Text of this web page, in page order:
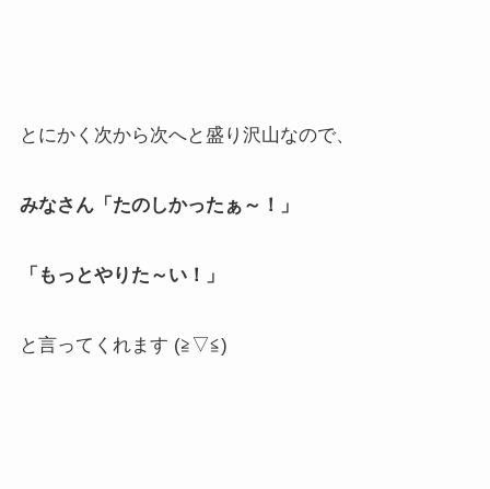
とにかく次から次へと盛り沢山なので、
みなさん「たのしかったぁ～！」
「もっとやりた～い！」
と言ってくれます (≧▽≦)